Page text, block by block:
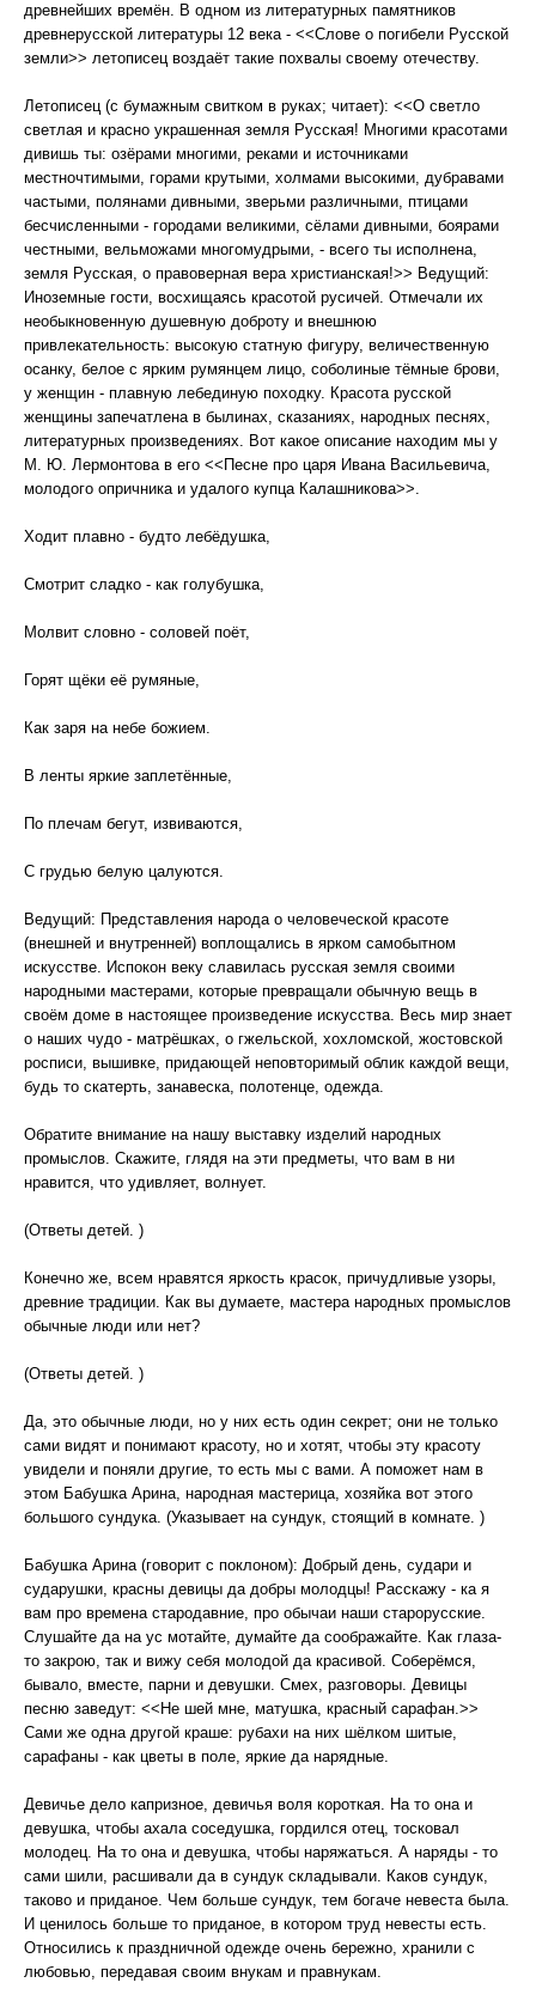
древнейших времён. В одном из литературных памятников
древнерусской литературы 12 века - <<Слове о погибели Русской
земли>> летописец воздаёт такие похвалы своему отечеству.
Летописец (с бумажным свитком в руках; читает): <<О светло
светлая и красно украшенная земля Русская! Многими красотами
дивишь ты: озёрами многими, реками и источниками
местночтимыми, горами крутыми, холмами высокими, дубравами
частыми, полянами дивными, зверьми различными, птицами
бесчисленными - городами великими, сёлами дивными, боярами
честными, вельможами многомудрыми, - всего ты исполнена,
земля Русская, о правоверная вера христианская!>> Ведущий:
Иноземные гости, восхищаясь красотой русичей. Отмечали их
необыкновенную душевную доброту и внешнюю
привлекательность: высокую статную фигуру, величественную
осанку, белое с ярким румянцем лицо, соболиные тёмные брови,
у женщин - плавную лебединую походку. Красота русской
женщины запечатлена в былинах, сказаниях, народных песнях,
литературных произведениях. Вот какое описание находим мы у
М. Ю. Лермонтова в его <<Песне про царя Ивана Васильевича,
молодого опричника и удалого купца Калашникова>>.
Ходит плавно - будто лебёдушка,
Смотрит сладко - как голубушка,
Молвит словно - соловей поёт,
Горят щёки её румяные,
Как заря на небе божием.
В ленты яркие заплетённые,
По плечам бегут, извиваются,
С грудью белую цалуются.
Ведущий: Представления народа о человеческой красоте
(внешней и внутренней) воплощались в ярком самобытном
искусстве. Испокон веку славилась русская земля своими
народными мастерами, которые превращали обычную вещь в
своём доме в настоящее произведение искусства. Весь мир знает
о наших чудо - матрёшках, о гжельской, хохломской, жостовской
росписи, вышивке, придающей неповторимый облик каждой вещи,
будь то скатерть, занавеска, полотенце, одежда.
Обратите внимание на нашу выставку изделий народных
промыслов. Скажите, глядя на эти предметы, что вам в ни
нравится, что удивляет, волнует.
(Ответы детей. )
Конечно же, всем нравятся яркость красок, причудливые узоры,
древние традиции. Как вы думаете, мастера народных промыслов
обычные люди или нет?
(Ответы детей. )
Да, это обычные люди, но у них есть один секрет; они не только
сами видят и понимают красоту, но и хотят, чтобы эту красоту
увидели и поняли другие, то есть мы с вами. А поможет нам в
этом Бабушка Арина, народная мастерица, хозяйка вот этого
большого сундука. (Указывает на сундук, стоящий в комнате. )
Бабушка Арина (говорит с поклоном): Добрый день, судари и
сударушки, красны девицы да добры молодцы! Расскажу - ка я
вам про времена стародавние, про обычаи наши старорусские.
Слушайте да на ус мотайте, думайте да соображайте. Как глаза-
то закрою, так и вижу себя молодой да красивой. Соберёмся,
бывало, вместе, парни и девушки. Смех, разговоры. Девицы
песню заведут: <<Не шей мне, матушка, красный сарафан.>>
Сами же одна другой краше: рубахи на них шёлком шитые,
сарафаны - как цветы в поле, яркие да нарядные.
Девичье дело капризное, девичья воля короткая. На то она и
девушка, чтобы ахала соседушка, гордился отец, тосковал
молодец. На то она и девушка, чтобы наряжаться. А наряды - то
сами шили, расшивали да в сундук складывали. Каков сундук,
таково и приданое. Чем больше сундук, тем богаче невеста была.
И ценилось больше то приданое, в котором труд невесты есть.
Относились к праздничной одежде очень бережно, хранили с
любовью, передавая своим внукам и правнукам.